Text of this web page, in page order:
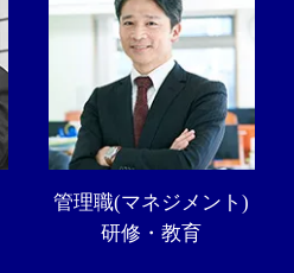
管理職(マネジメント)
研修・教育